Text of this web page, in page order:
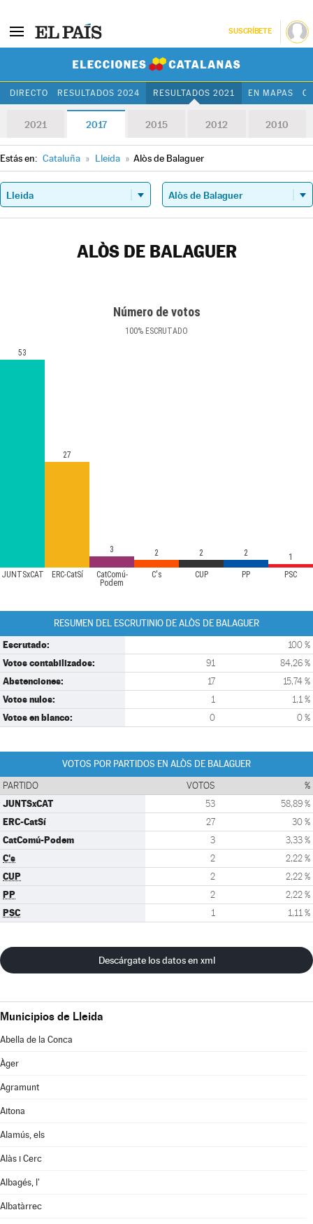
SUSCRÍBETE
DIRECTO RESULTADOS 2024 RESULTADOS 2021 EN MAPAS
2021 2017 2015 2012 2010
Estás en: Cataluña » Lleida » Alòs de Balaguer
ALÒS DE BALAGUER
Número de votos
100% ESCRUTADO
JUNTSxCAT ERC-CatSí
CatComú-
Podem
C's CUP PP PSC
53
27
3 2 2 2 1
RESUMEN DEL ESCRUTINIO DE ALÒS DE BALAGUER
Escrutado: 100 %
Votos contabilizados: 91 84,26 %
Abstenciones: 17 15,74 %
Votos nulos: 1 1,1 %
Votos en blanco: 0 0 %
VOTOS POR PARTIDOS EN ALÒS DE BALAGUER
PARTIDO VOTOS %
JUNTSxCAT 53 58,89 %
ERC-CatSí 27 30 %
CatComú-Podem 3 3,33 %
C's 2 2,22 %
CUP 2 2,22 %
PP 2 2,22 %
PSC 1 1,11 %
Descárgate los datos en xml
Municipios de Lleida
Abella de la Conca
Àger
Agramunt
Aitona
Alamús, els
Alàs i Cerc
Albagés, l'
Albatàrrec